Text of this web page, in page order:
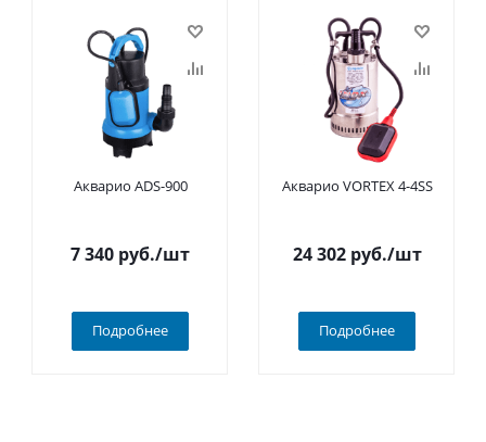
Акварио ADS-900
7 340 руб./шт
Подробнее
Акварио VORTEX 4-4SS
24 302руб./шт
Подробнее